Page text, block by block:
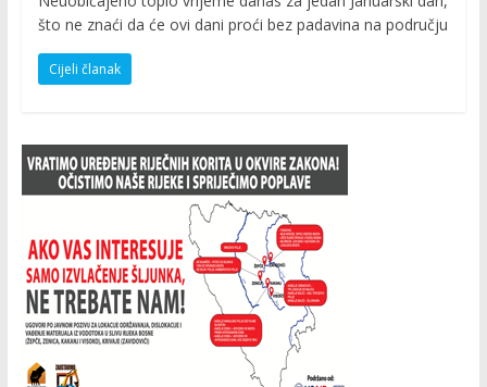
što ne znaći da će ovi dani proći bez padavina na području
Cijeli članak